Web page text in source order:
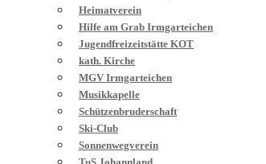
Heimatverein
Hilfe am Grab Irmgarteichen
Jugendfreizeitstätte KOT
kath. Kirche
MGV Irmgarteichen
Musikkapelle
Schützenbruderschaft
Ski-Club
Sonnenwegverein